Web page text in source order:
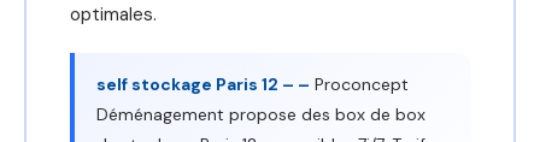
optimales.
self stockage Paris 12 – – Proconcept
Déménagement propose des box de box